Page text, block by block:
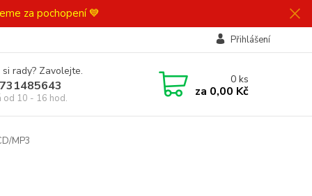
za pochopení 💙
Přihlášení
rady? Zavolejte.
od 10 - 16 hod.
0ks
za 0,00 Kč
MP3